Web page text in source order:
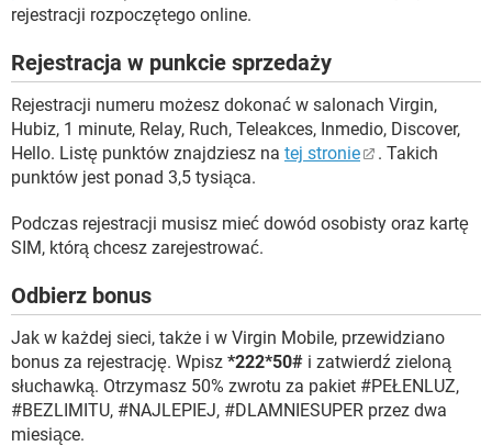
rejestracji rozpoczętego online.
Rejestracja w punkcie sprzedaży
Rejestracji numeru możesz dokonać w salonach Virgin,
Hubiz, 1 minute, Relay, Ruch, Teleakces, Inmedio, Discover,
Hello. Listę punktów znajdziesz na tej stronie
. Takich
punktów jest ponad 3,5 tysiąca.
Podczas rejestracji musisz mieć dowód osobisty oraz kartę
SIM, którą chcesz zarejestrować.
Odbierz bonus
Jak w każdej sieci, także i w Virgin Mobile, przewidziano
bonus za rejestrację. Wpisz *222*50# i zatwierdź zieloną
słuchawką. Otrzymasz 50% zwrotu za pakiet #PEŁENLUZ,
#BEZLIMITU, #NAJLEPIEJ, #DLAMNIESUPER przez dwa
miesiące.